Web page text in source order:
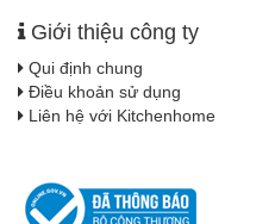
Giới thiệu công ty
Qui định chung
Điều khoản sử dụng
Liên hệ với Kitchenhome